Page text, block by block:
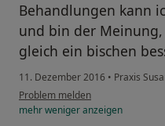
Behandlungen kann
und bin der
gleich ein bischen
11. Dezember 2016 • Praxis
Problem melden
mehrwenigeranzeigen